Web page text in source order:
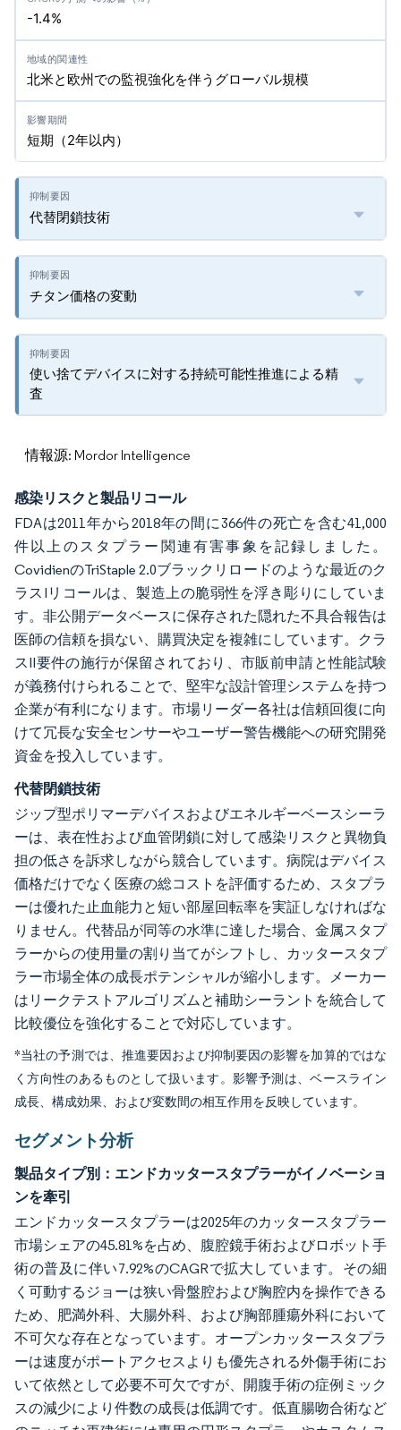
-1.4%
北米と欧州での監視強化を伴うグローバル規模
短期（2年以内）
代替閉鎖技術
チタン価格の変動
使い捨てデバイスに対する持続可能性推進による精
査
情報源: Mordor Intelligence
感染リスクと製品リコール
FDAは2011年から2018年の間に366件の死亡を含む41,000
件以上のスタプラー関連有害事象を記録しました。
CovidienのTriStaple 2.0ブラックリロードのような最近のク
ラスIリコールは、製造上の脆弱性を浮き彫りにしていま
す。非公開データベースに保存された隠れた不具合報告は
医師の信頼を損ない、購買決定を複雑にしています。クラ
スII要件の施行が保留されており、市販前申請と性能試験
が義務付けられることで、堅牢な設計管理システムを持つ
企業が有利になります。市場リーダー各社は信頼回復に向
けて冗長な安全センサーやユーザー警告機能への研究開発
資金を投入しています。
代替閉鎖技術
ジップ型ポリマーデバイスおよびエネルギーベースシーラ
ーは、表在性および血管閉鎖に対して感染リスクと異物負
担の低さを訴求しながら競合しています。病院はデバイス
価格だけでなく医療の総コストを評価するため、スタプラ
ーは優れた止血能力と短い部屋回転率を実証しなければな
りません。代替品が同等の水準に達した場合、金属スタプ
ラーからの使用量の割り当てがシフトし、カッタースタプ
ラー市場全体の成長ポテンシャルが縮小します。メーカー
はリークテストアルゴリズムと補助シーラントを統合して
比較優位を強化することで対応しています。
*当社の予測では、推進要因および抑制要因の影響を加算的ではな
く方向性のあるものとして扱います。影響予測は、ベースライン
成長、構成効果、および変数間の相互作用を反映しています。
セグメント分析
製品タイプ別：エンドカッタースタプラーがイノベーショ
ンを牽引
エンドカッタースタプラーは2025年のカッタースタプラー
市場シェアの45.81%を占め、腹腔鏡手術およびロボット手
術の普及に伴い7.92%のCAGRで拡大しています。その細
く可動するジョーは狭い骨盤腔および胸腔内を操作できる
ため、肥満外科、大腸外科、および胸部腫瘍外科において
不可欠な存在となっています。オープンカッタースタプラ
ーは速度がポートアクセスよりも優先される外傷手術にお
いて依然として必要不可欠ですが、開腹手術の症例ミック
スの減少により件数の成長は低調です。低直腸吻合術など